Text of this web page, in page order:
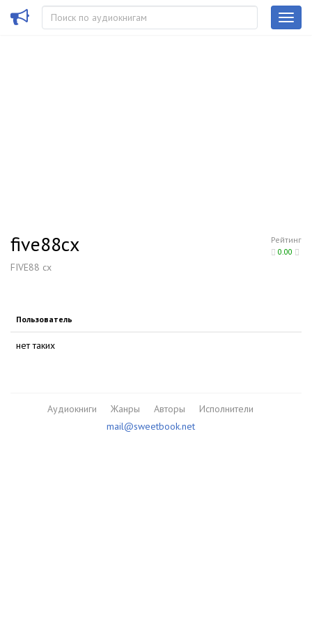
Рейтинг
0.00
five88cx
FIVE88 cx
Пользователь
нет таких
Аудиокниги Жанры Авторы
Исполнители
mail@sweetbook.net